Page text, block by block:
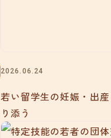
2026.06.24
若い留学生の妊娠・出
り添う